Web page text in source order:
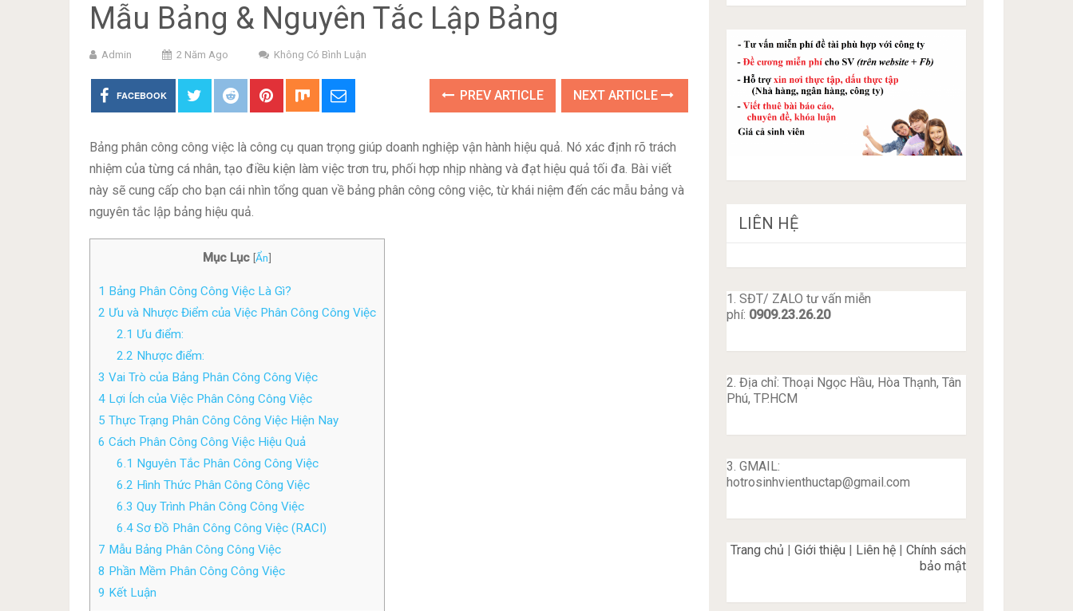
Mẫu Bảng & Nguyên Tắc Lập Bảng
Admin 2 Năm Ago Không Có Bình Luận
FACEBOOK PREV ARTICLE NEXT ARTICLE
Bảng phân công công việc là công cụ quan trọng giúp doanh nghiệp vận hành hiệu quả. Nó xác định rõ trách
nhiệm của từng cá nhân, tạo điều kiện làm việc trơn tru, phối hợp nhịp nhàng và đạt hiệu quả tối đa. Bài viết
này sẽ cung cấp cho bạn cái nhìn tổng quan về bảng phân công công việc, từ khái niệm đến các mẫu bảng và
nguyên tắc lập bảng hiệu quả.
Mục Lục [Ẩn]
1 Bảng Phân Công Công Việc Là Gì?
2 Ưu và Nhược Điểm của Việc Phân Công Công Việc
2.1 Ưu điểm:
2.2 Nhược điểm:
3 Vai Trò của Bảng Phân Công Công Việc
4 Lợi Ích của Việc Phân Công Công Việc
5 Thực Trạng Phân Công Công Việc Hiện Nay
6 Cách Phân Công Công Việc Hiệu Quả
6.1 Nguyên Tắc Phân Công Công Việc
6.2 Hình Thức Phân Công Công Việc
6.3 Quy Trình Phân Công Công Việc
6.4Sơ Đồ Phân Công Công Việc (RACI)
7 Mẫu Bảng Phân Công Công Việc
8 Phần Mềm Phân Công Công Việc
9 Kết Luận
LIÊN HỆ
1. SĐT/ ZALO tư vấn miễn
phí: 0909.23.26.20
2. Địa chỉ: Thoại Ngọc Hầu, Hòa Thạnh, Tân
Phú, TP.HCM
3. GMAIL:
hotrosinhvienthuctap@gmail.com
Trang chủ | Giới thiệu | Liên hệ | Chính sách
bảo mật